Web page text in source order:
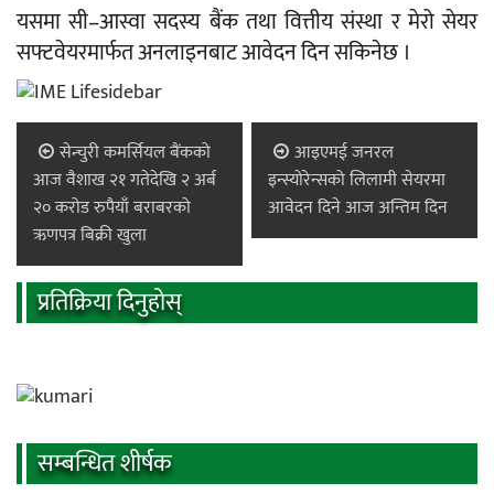
यसमा सी–आस्वा सदस्य बैंक तथा वित्तीय संस्था र मेरो सेयर
सफ्टवेयरमार्फत अनलाइनबाट आवेदन दिन सकिनेछ ।
सेन्चुरी कमर्सियल बैंकको
आज वैशाख २१ गतेदेखि २ अर्ब
२० करोड रुपैयाँ बराबरको
ऋणपत्र बिक्री खुला
आइएमई जनरल
इन्स्योरेन्सको लिलामी सेयरमा
आवेदन दिने आज अन्तिम दिन
प्रतिक्रिया दिनुहोस्
सम्बन्धित शीर्षक